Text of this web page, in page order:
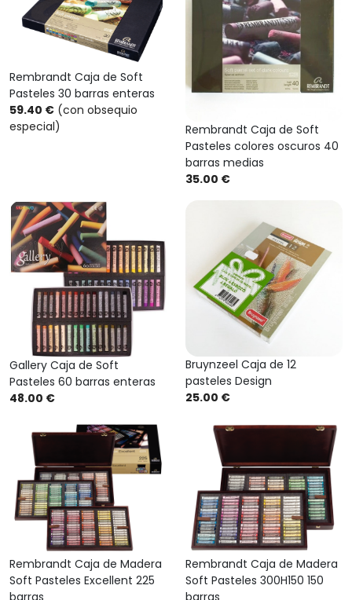
Rembrandt Caja de Soft
Pasteles 30 barras enteras
59.40 € (con obsequio
especial)
Rembrandt Caja de Soft
Pasteles colores oscuros 40
barras medias
35.00 €
Gallery Caja de Soft
Pasteles 60 barras enteras
48.00 €
Bruynzeel Caja de 12
pasteles Design
25.00 €
Rembrandt Caja de Madera
Soft Pasteles Excellent 225
Rembrandt Caja de Madera
Soft Pasteles 300H150 150
barras